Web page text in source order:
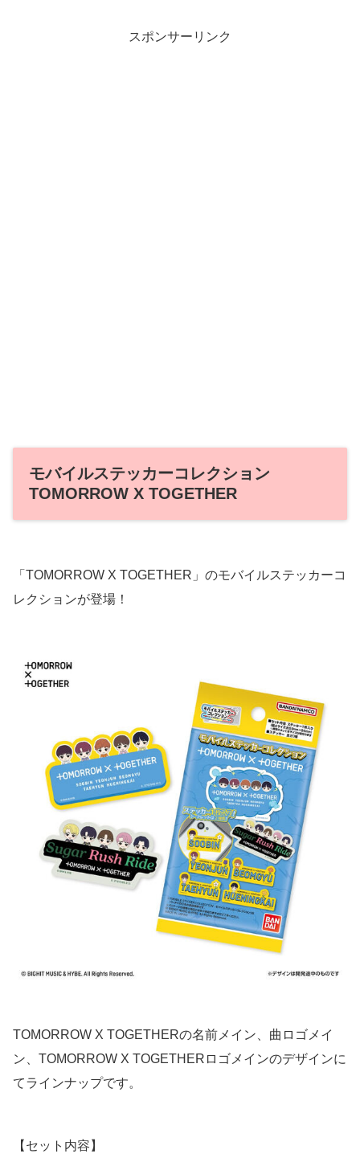
スポンサーリンク
モバイルステッカーコレクション
TOMORROW X TOGETHER
「TOMORROW X TOGETHER」のモバイルステッカーコ
レクションが登場！
TOMORROW X TOGETHERの名前メイン、曲ロゴメイ
ン、TOMORROW X TOGETHERロゴメインのデザインに
てラインナップです。
【セット内容】